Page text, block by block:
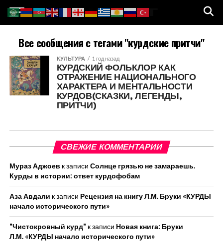
Все сообщения с тегами "курдские притчи"
КУЛЬТУРА 1 год назад
КУРДСКИЙ ФОЛЬКЛОР КАК
ОТРАЖЕНИЕ НАЦИОНАЛЬНОГО
ХАРАКТЕРА И МЕНТАЛЬНОСТИ
КУРДОВ(СКАЗКИ, ЛЕГЕНДЫ,
ПРИТЧИ)
СВЕЖИЕ КОММЕНТАРИИ
Мураз Аджоев к записи Солнце грязью не замараешь.
Курды в истории: ответ курдофобам
Аза Авдали к записи Рецензия на книгу Л.М. Бруки «КУРДЫ
начало исторического пути»
"Чистокровный курд" к записи Новая книга: Бруки
Л.М. «КУРДЫ начало исторического пути»